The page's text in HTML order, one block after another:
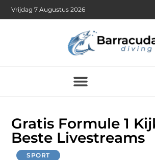
Vrijdag 7 Augustus 2026
Gratis Formule 1
Beste Livestreams
SPORT